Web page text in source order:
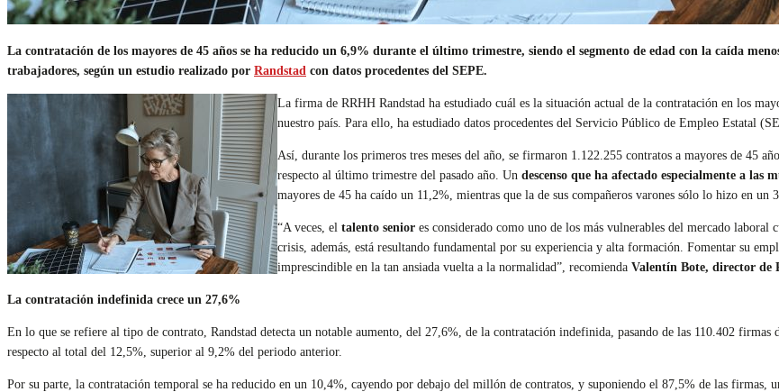
La contratación de los mayores de 45 años se ha reducido un 6,9% durante el último trimestre, siendo el segmento de edad con la caída
trabajadores, según un estudio realizado por Randstad con datos procedentes del SEPE.
La firma de RRHH Randstad ha estudiado cuál es la situación actual de la contratación en los
nuestro país. Para ello, ha estudiado datos procedentes del Servicio Público de Empleo Estatal
Así, durante los primeros tres meses del año, se firmaron 1.122.255 contratos a mayores de 45
respecto al último trimestre del pasado año. Un descenso que ha afectado especialmente a las
mayores de 45 ha caído un 11,2%, mientras que la de sus compañeros varones sólo lo hizo en un
“A veces, el talento senior es considerado como uno de los más vulnerables del mercado
crisis, además, está resultando fundamental por su experiencia y alta formación. Fomentar su
imprescindible en la tan ansiada vuelta a la normalidad”, recomienda Valentín Bote, director de
La contratación indefinida crece un 27,6%
En lo que se refiere al tipo de contrato, Randstad detecta un notable aumento, del 27,6%, de la contratación indefinida, pasando de las 110.402 firmas
respecto al total del 12,5%, superior al 9,2% del periodo anterior.
Por su parte, la contratación temporal se ha reducido en un 10,4%, cayendo por debajo del millón de contratos, y suponiendo el 87,5% de las firmas,